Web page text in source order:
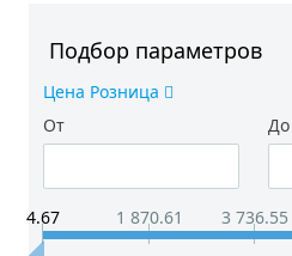
Подбор параметров
Цена Розница
От
До
4.67 1 870.61 3 736.55